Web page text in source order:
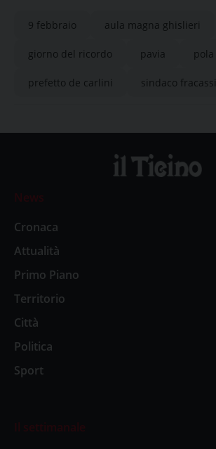
9 febbraio aula magna ghislieri
giorno del ricordo pavia pola
prefetto de carlini sindaco fracassi
News
Cronaca
Attualità
Primo Piano
Territorio
Città
Politica
Sport
Il settimanale